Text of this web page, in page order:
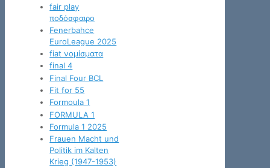
fair play
ποδόσφαιρο
Fenerbahce
EuroLeague 2025
fiat νομίσματα
final 4
Final Four BCL
Fit for 55
Formoula 1
FORMULA 1
Formula 1 2025
Frauen Macht und
Politik im Kalten
Krieg (1947-1953)